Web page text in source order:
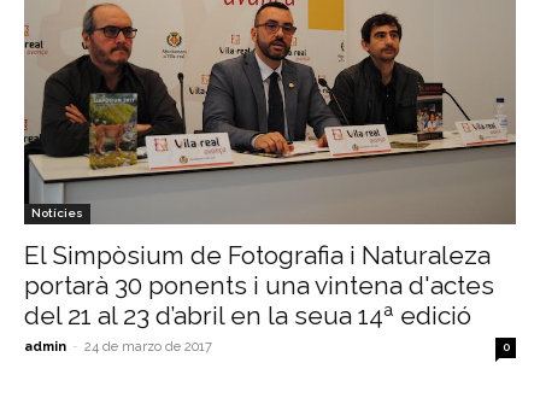
Notícies
El Simpòsium de Fotografia i Naturaleza
portarà 30 ponents i una vintena d'actes
del 21 al 23 d’abril en la seua 14ª edició
admin - 24 de marzo de 2017 0